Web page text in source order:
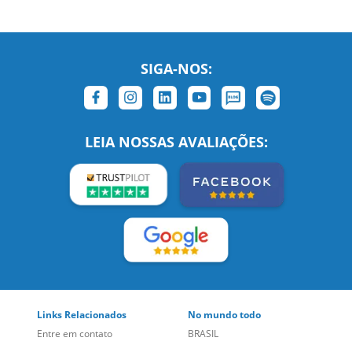
SIGA-NOS:
LEIA NOSSAS AVALIAÇÕES:
Links Relacionados
Entre em contato
No mundo todo
BRASIL